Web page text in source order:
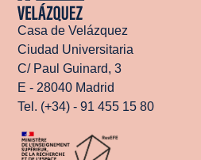
Casa de Velázquez
Ciudad Universitaria
C/ Paul Guinard, 3
E - 28040 Madrid
Tel. (+34) - 91 455 15 80